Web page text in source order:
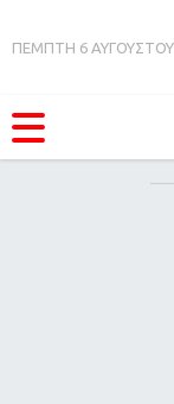
ΠΕΜΠΤΗ 6 ΑΥΓΟΥΣΤΟΥ